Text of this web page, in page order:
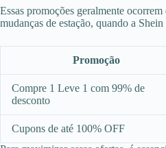
Essas promoções geralmente
mudanças de estação, quando a
Promoção
Compre 1 Leve 1 com 99% de
desconto
Cupons de até 100% OFF